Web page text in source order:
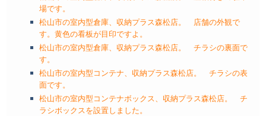
場です。
松山市の室内型倉庫、収納プラス森松店。 店舗の外観で
す。黄色の看板が目印ですよ。
松山市の室内型倉庫、収納プラス森松店。 チラシの裏面で
す。
松山市の室内型コンテナ、収納プラス森松店。 チラシの表
面です。
松山市の室内型コンテナボックス、収納プラス森松店。 チ
ラシボックスを設置しました。